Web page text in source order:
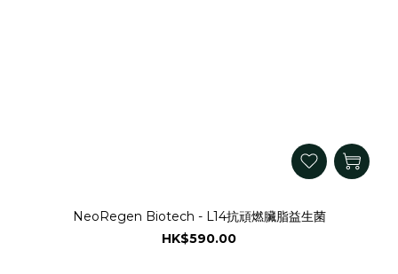
NeoRegen Biotech - L14抗頑燃臟脂益生菌
HK$590.00